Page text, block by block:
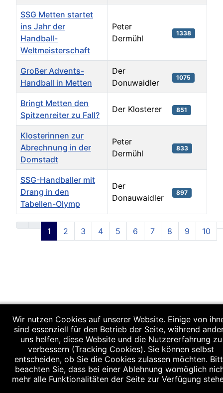
Beiträge
SSG Metten startet
ins Jahr der
Handball-
Weltmeisterschaft
Peter
Dermühl
1338
Großer Advents-
Handball in Metten
Der
Donuwaidler
1075
Bringt Metten den
Spitzenreiter zu Fall?
Der Klosterer 851
Klosterinnen zur
Abrechnung in der
Domstadt
Peter
Dermühl
833
SSG-Handballer mit
Drang in den
Tabellen-Olymp
Der
Donauwaidler
897
Seite 1 von 10
1 2 3 4 5 6 7 8 9 10
Wir nutzen Cookies auf unserer Website. Einige von
sind essenziell für den Betrieb der Seite, während
uns helfen, diese Website und die Nutzererfahrung zu
verbessern (Tracking Cookies). Sie können selbst
entscheiden, ob Sie die Cookies zulassen möchten.
beachten Sie, dass bei einer Ablehnung womöglich
mehr alle Funktionalitäten der Seite zur Verfügung